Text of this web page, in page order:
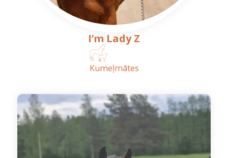
I’m Lady Z
Kumeļmātes